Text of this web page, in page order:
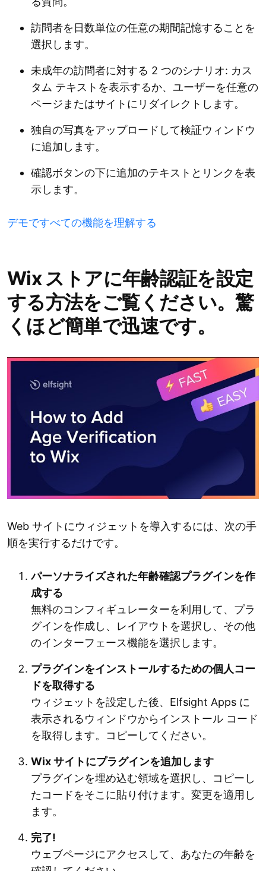
訪問者を日数単位の任意の期間記憶することを
選択します。
未成年の訪問者に対する 2 つのシナリオ: カス
タム テキストを表示するか、ユーザーを任意の
ページまたはサイトにリダイレクトします。
独自の写真をアップロードして検証ウィンドウ
に追加します。
確認ボタンの下に追加のテキストとリンクを表
示します。
デモですべての機能を理解する
Wix ストアに年齢認証を設定
する方法をご覧ください。驚
くほど簡単で迅速です。
Web サイトにウィジェットを導入するには、次の手
順を実行するだけです。
パーソナライズされた年齢確認プラグインを作
成する
無料のコンフィギュレーターを利用して、プラ
グインを作成し、レイアウトを選択し、その他
のインターフェース機能を選択します。
プラグインをインストールするための個人コー
ドを取得する
ウィジェットを設定した後、Elfsight Apps に
表示されるウィンドウからインストール コード
を取得します。コピーしてください。
Wix サイトにプラグインを追加します
プラグインを埋め込む領域を選択し、コピーし
たコードをそこに貼り付けます。変更を適用し
ます。
完了!
ウェブページにアクセスして、あなたの年齢を